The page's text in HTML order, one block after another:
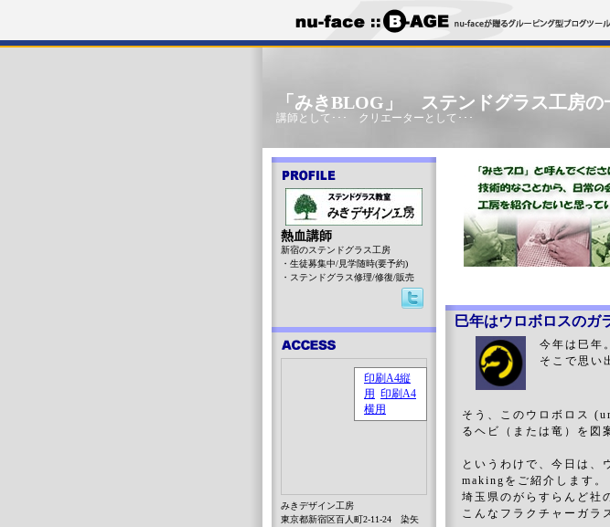
「みきBLOG」 ステンドグラス工房の
講師として･･･ クリエーターとして･･･
巳年はウロボロスのガ
今年は巳年
そこで思い
そう、このウロボロス
るヘビ（または竜）を図
というわけで、今日は、
makingをご紹介します。
埼玉県のがらすらんど社
こんなフラクチャーガラ
熱血講師
新宿のステンドグラス工房
・生徒募集中/見学随時(要予約)
・ステンドグラス修理/修復/販売
みきデザイン工房
東京都新宿区百人町2-11-24 染矢